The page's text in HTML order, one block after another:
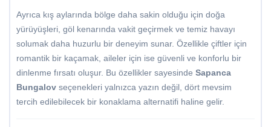
Ayrıca kış aylarında bölge daha sakin olduğu için doğa
yürüyüşleri, göl kenarında vakit geçirmek ve temiz havayı
solumak daha huzurlu bir deneyim sunar. Özellikle çiftler için
romantik bir kaçamak, aileler için ise güvenli ve konforlu bir
dinlenme fırsatı oluşur. Bu özellikler sayesinde Sapanca
Bungalov seçenekleri yalnızca yazın değil, dört mevsim
tercih edilebilecek bir konaklama alternatifi haline gelir.